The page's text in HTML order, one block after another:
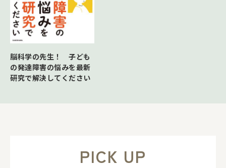
脳科学の先生！ 子ども
の発達障害の悩みを最新
研究で解決してください
PICK UP